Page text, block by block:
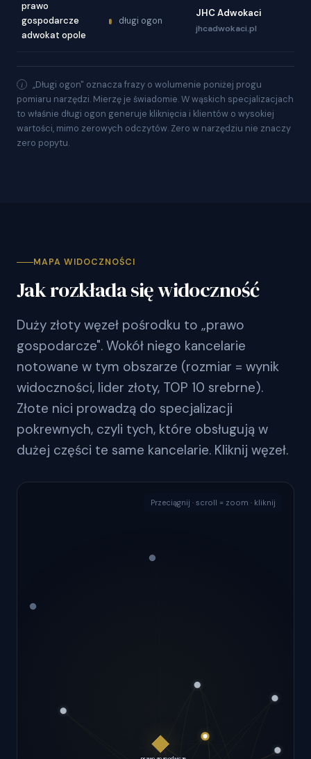
prawo
gospodarcze
adwokat opole
długi ogon
JHC Adwokaci
jhcadwokaci.pl
„Długi ogon" oznacza frazy o wolumenie poniżej progu
pomiaru narzędzi. Mierzę je świadomie. W wąskich specjalizacjach
to właśnie długi ogon generuje kliknięcia i klientów o wysokiej
wartości, mimo zerowych odczytów. Zero w narzędziu nie znaczy
zero popytu.
MAPA WIDOCZNOŚCI
Jak rozkłada się widoczność
Duży złoty węzeł pośrodku to „prawo
gospodarcze". Wokół niego kancelarie
notowane w tym obszarze (rozmiar = wynik
widoczności, lider złoty, TOP 10 srebrne).
Złote nici prowadzą do specjalizacji
pokrewnych, czyli tych, które obsługują w
dużej części te same kancelarie. Kliknij węzeł.
Przeciągnij · scroll = zoom · kliknij